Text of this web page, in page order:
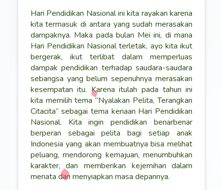
Hari Pendidikan Nasional ini kita rayakan karena
kita termasuk di antara yang sudah merasakan
dampaknya. Maka pada bulan Mei ini, di mana
Hari Pendidikan Nasional terletak, ayo kita ikut
bergerak, ikut terlibat dalam memperluas
dampak pendidikan terhadap saudara-saudara
sebangsa yang belum sepenuhnya merasakan
kesempatan itu. Karena itulah pada tahun ini
kita memilih tema “Nyalakan Pelita, Terangkan
Citacita” sebagai tema keriaan Hari Pendidikan
Nasional. Kita ingin pendidikan benarbenar
berperan sebagai pelita bagi setiap anak
Indonesia yang akan membuatnya bisa melihat
peluang, mendorong kemajuan, menumbuhkan
karakter, dan memberikan kejernihan dalam
menata dan menyiapkan masa depannya.